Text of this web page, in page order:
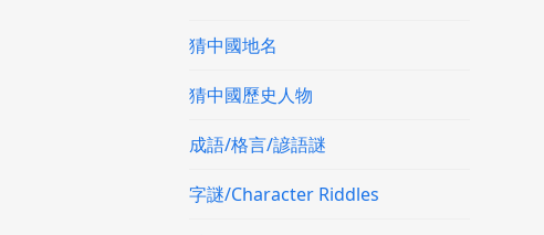
猜中國地名
猜中國歷史人物
成語/格言/諺語謎
字謎/Character Riddles